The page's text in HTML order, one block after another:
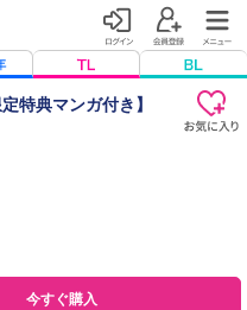
特典マンガ付き】
今すぐ購入